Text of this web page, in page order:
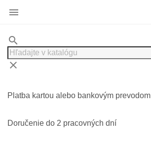

search
clear
Platba kartou alebo bankovým prevodom
Doručenie do 2 pracovných dní